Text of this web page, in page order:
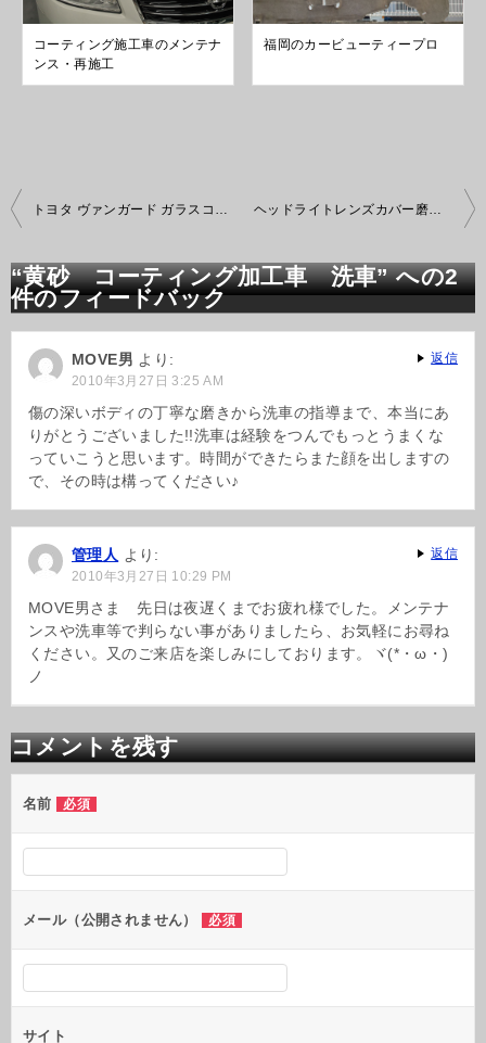
コーティング施工車のメンテナ
ンス・再施工
福岡のカービューティープロ
投
稿
ビ
ゲ
ー
シ
ョ
ン
トヨタ ヴァンガード ガラスコーティング加工 ヘッドライトレンズカバー磨き 無料施工
“黄砂 コーティング加工車 洗車” への2
件のフィードバック
MOVE男 より:
2010年3月27日 3:25 AM
傷の深いボディの丁寧な磨きから洗車の指導まで、本当にあ
りがとうございました!!洗車は経験をつんでもっとうまくな
っていこうと思います。時間ができたらまた顔を出しますの
で、その時は構ってください♪
返信
管理人 より:
2010年3月27日 10:29 PM
MOVE男さま 先日は夜遅くまでお疲れ様でした。メンテナ
ンスや洗車等で判らない事がありましたら、お気軽にお尋ね
ください。又のご来店を楽しみにしております。ヾ(*・ω・)
ノ
返信
コメントを残す
名前 必須
メール（公開されません） 必須
サイト